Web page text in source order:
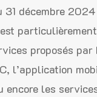
31 décembre
proposés par
l’application
encore les